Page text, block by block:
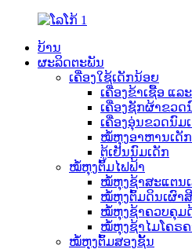
ບ້ານ
ຜະລິດຕະພັນ
ເຄື່ອງໃຊ້ເດັກນ້ອຍ
ເຄື່ອງຂ້າເຊື້ອ ແລ
ເຄື່ອງຊັກຜ້າຂວດ
ເຄື່ອງອຸ່ນຂວດນົມ
ໝໍ້ຫຸງອາຫານເດັ
ຕູ້ເຢັນນົມເດັກ
ໝໍ້ຫຸງຕົ້ມໄຟຟ້າ
ໝໍ້ຫຸງຊ້າສະແຕນ
ໝໍ້ຫຸງຕົ້ມດິນເຜົາ
ໝໍ້ຫຸງຊ້າຄວບຄຸມ
ໝໍ້ຫຸງຊ້າໄມໂຄຣຄ
ໝໍ້ຫຸງຕົ້ມສອງຊັ້ນ